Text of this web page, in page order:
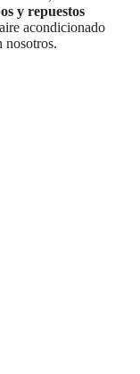
y repuestos
acondicionado
nosotros.